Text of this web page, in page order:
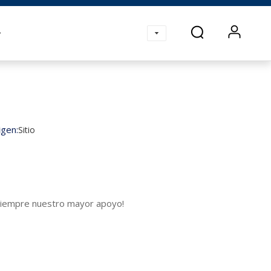
Sitio
nuestro mayor apoyo!